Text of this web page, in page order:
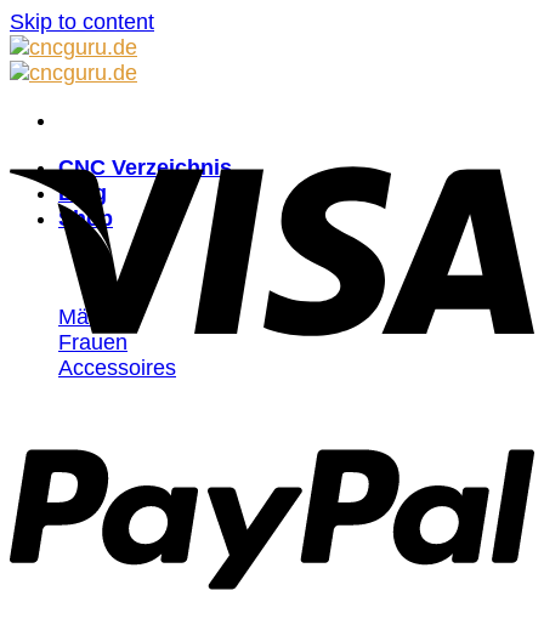
Skip to content
CNC Verzeichnis
Blog
Shop
Männer
Frauen
Accessoires